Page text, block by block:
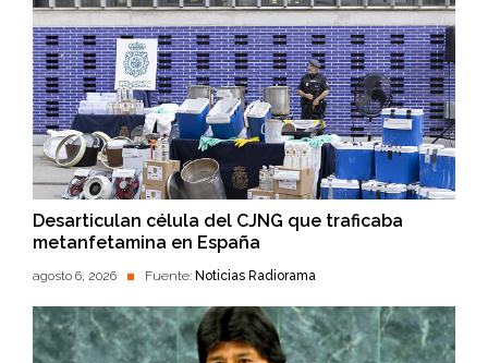
Desarticulan célula del CJNG que traficaba
metanfetamina en España
agosto 6, 2026 Fuente: Noticias Radiorama